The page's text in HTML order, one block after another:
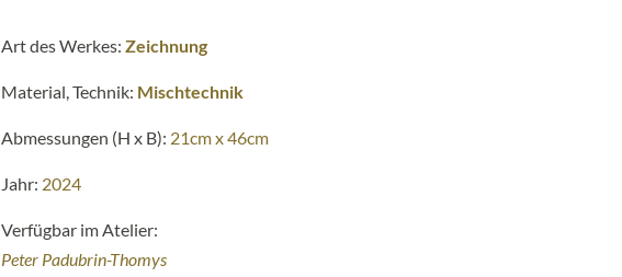
Art des Werkes: Zeichnung
Material, Technik: Mischtechnik
Abmessungen (H x B): 21cm x 46cm
Jahr: 2024
Verfügbar im Atelier:
Peter Padubrin-Thomys